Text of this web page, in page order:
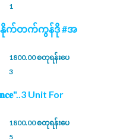
1
နိုက်တက်ကွန်ဒို #အ
1800.00 စတုရန်းပေ
3
Unit For
1800.00 စတုရန်းပေ
5